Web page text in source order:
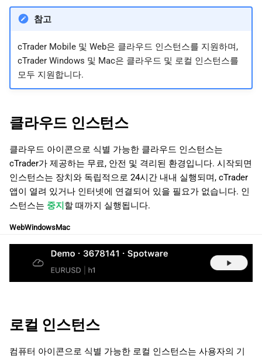
ไทย
한국어
日本語
Italiano
Polski
Русский
참고
cTrader Mobile 및 Web은 클라우드 인스턴스를 지원하며,
cTrader Windows 및 Mac은 클라우드 및 로컬 인스턴스를
모두 지원합니다.
클라우드 인스턴스
클라우드 아이콘으로 식별 가능한 클라우드 인스턴스는
cTrader가 제공하는 무료, 안전 및 격리된 환경입니다. 시작되면
인스턴스는 장치와 독립적으로 24시간 내내 실행되며, cTrader
앱이 열려 있거나 인터넷에 연결되어 있을 필요가 없습니다. 인
스턴스는 중지할 때까지 실행됩니다.
WebWindowsMac
로컬 인스턴스
컴퓨터 아이콘으로 식별 가능한 로컬 인스턴스는 사용자의 기